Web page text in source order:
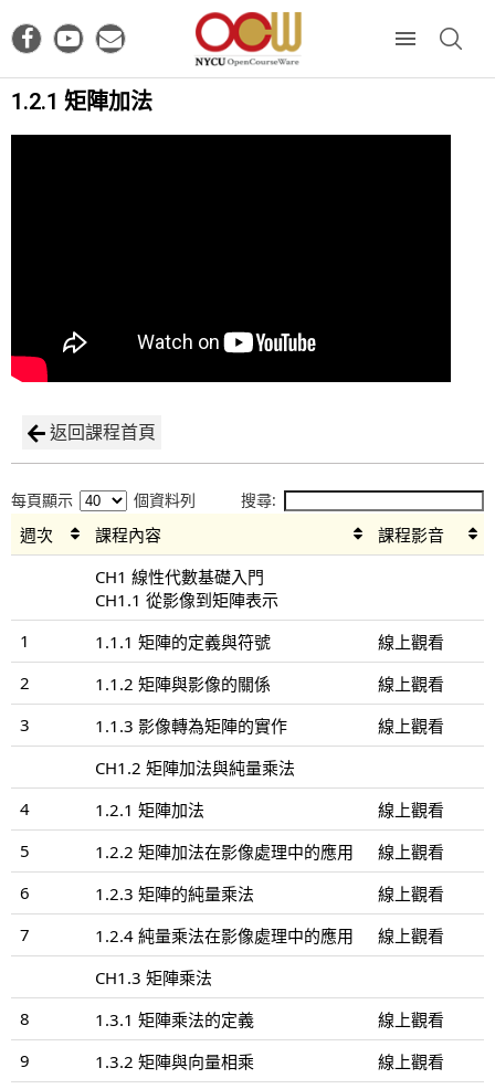
1.2.1 矩陣加法
返回課程首頁
每頁顯示 個資料列 搜尋:
週次 課程內容
課程影音
CH1 線性代數基礎入門
CH1.1 從影像到矩陣表示
1
1.1.1 矩陣的定義與符號
線上觀看
2
1.1.2 矩陣與影像的關係
線上觀看
3
1.1.3 影像轉為矩陣的實作
線上觀看
CH1.2 矩陣加法與純量乘法
4
1.2.1 矩陣加法
線上觀看
5
1.2.2 矩陣加法在影像處理中的應用
線上觀看
6
1.2.3 矩陣的純量乘法
線上觀看
7
1.2.4 純量乘法在影像處理中的應用
線上觀看
CH1.3 矩陣乘法
8
1.3.1 矩陣乘法的定義
線上觀看
9
1.3.2 矩陣與向量相乘
線上觀看